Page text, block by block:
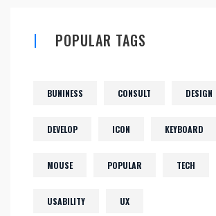
POPULAR TAGS
BUNINESS CONSULT DESIGN
DEVELOP ICON KEYBOARD
MOUSE POPULAR TECH
USABILITY UX